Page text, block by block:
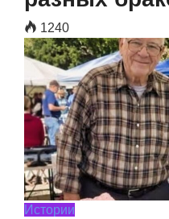
1240
Истории